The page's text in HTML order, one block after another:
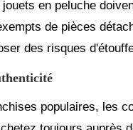
en peluche
de pièces
des risques
populaires, les